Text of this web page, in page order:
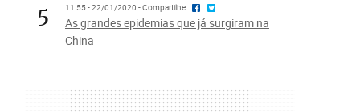
5 11:55 - 22/01/2020 - Compartilhe
As grandes epidemias que já surgiram na
China